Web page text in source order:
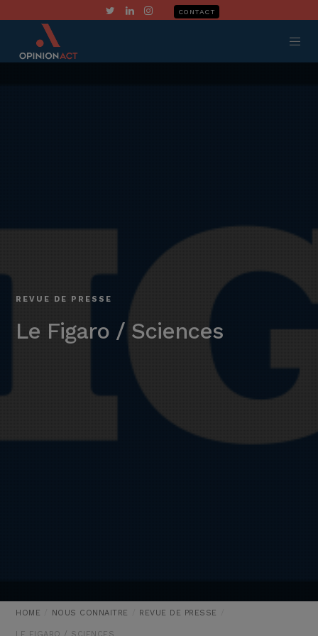
CONTACT
REVUE DE PRESSE
Le Figaro / Sciences
HOME NOUS CONNAITRE REVUE DE PRESSE
LE FIGARO / SCIENCES